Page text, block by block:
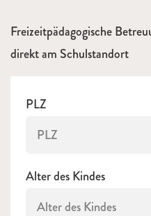
Freizeitpädagogische
direkt am Schulstandort
PLZ
Alter des Kindes